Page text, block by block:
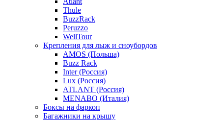
Thule
BuzzRack
Peruzzo
WellTour
Крепления для лыж и сноубордов
AMOS (Польша)
Buzz Rack
Inter (Россия)
Lux (Россия)
ATLANT (Россия)
MENABO (Италия)
Боксы на фаркоп
Багажники на крышу